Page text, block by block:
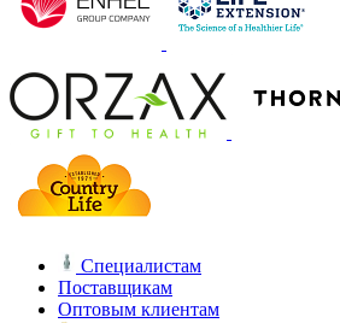
Специалистам
Поставщикам
Оптовым клиентам